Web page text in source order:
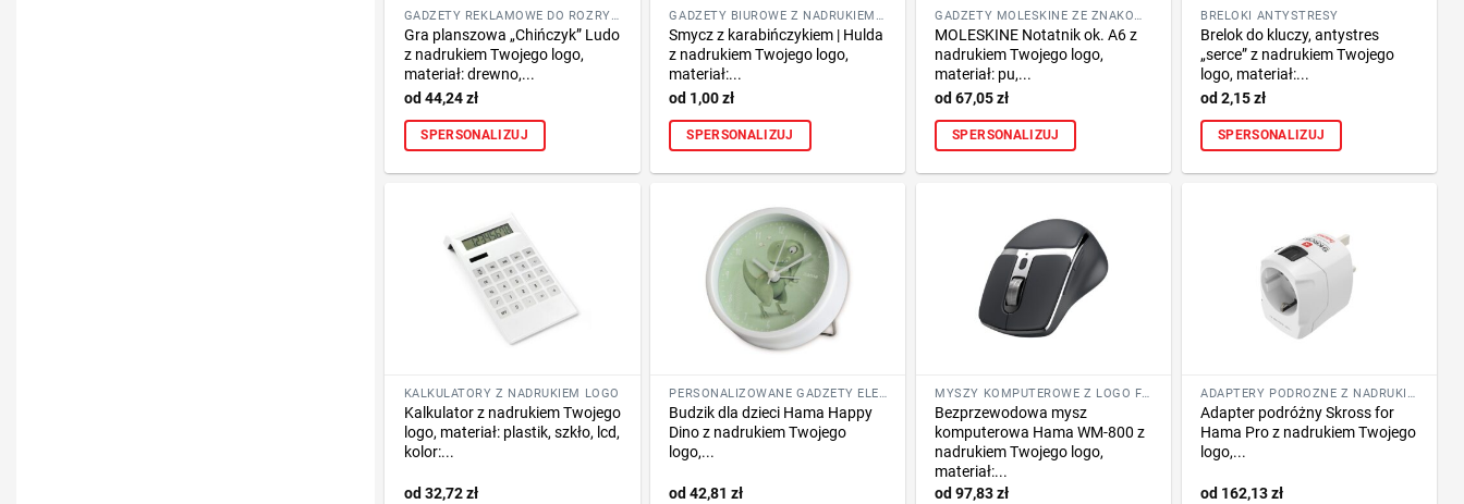
GADŻETY REKLAMOWE DO ROZRYWKI I SZKOŁY
Gra planszowa „Chińczyk” Ludo
z nadrukiem Twojego logo,
materiał: drewno,...
44,24zł
SPERSONALIZUJ
GADŻETY BIUROWE Z NADRUKIEM LOGO FIRMY
Smycz z karabińczykiem | Hulda
z nadrukiem Twojego logo,
materiał:...
1,00zł
SPERSONALIZUJ
GADŻETY MOLESKINE ZE ZNAKOWANIEM
MOLESKINE Notatnik ok. A6 z
nadrukiem Twojego logo,
materiał: pu,...
67,05zł
SPERSONALIZUJ
BRELOKI ANTYSTRESY
Brelok do kluczy, antystres
„serce” z nadrukiem Twojego
logo, materiał:...
2,15zł
SPERSONALIZUJ
KALKULATORY Z NADRUKIEM LOGO
Kalkulator z nadrukiem Twojego
logo, materiał: plastik, szkło, lcd,
kolor:...
32,72zł
PERSONALIZOWANE GADŻETY ELEKTRONICZNE
Budzik dla dzieci Hama Happy
Dino z nadrukiem Twojego
logo,...
42,81zł
MYSZY KOMPUTEROWE Z LOGO FIRMY
Bezprzewodowa mysz
komputerowa Hama WM-800 z
nadrukiem Twojego logo,
materiał:...
97,83zł
ADAPTERY PODRÓŻNE Z NADRUKIEM LOGO
Adapter podróżny Skross for
Hama Pro z nadrukiem Twojego
logo,...
162,13zł